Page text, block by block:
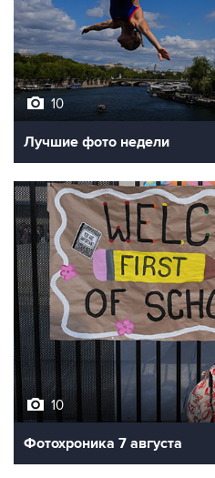
10
Лучшие фото недели
10
Фотохроника 7 августа